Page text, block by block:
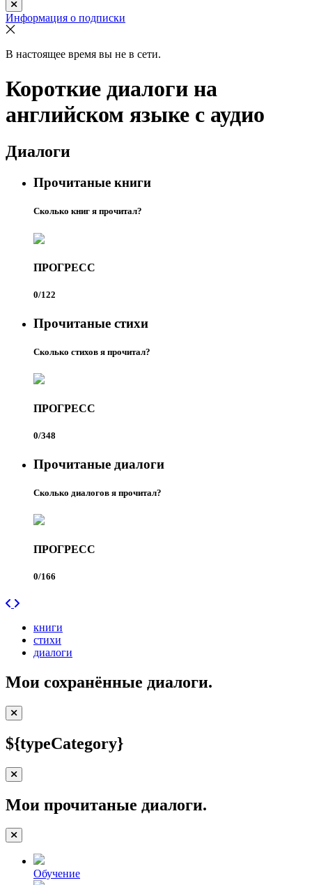
Информация о подписки
В настоящее время вы не в сети.
Короткие диалоги на
английском языке с аудио
Диалоги
Прочитаные книги
Сколько книг я прочитал?
ПРОГРЕСС
0/122
Прочитаные стихи
Сколько стихов я прочитал?
ПРОГРЕСС
0/348
Прочитаные диалоги
Сколько диалогов я прочитал?
ПРОГРЕСС
0/166
книги
стихи
диалоги
Мои сохранённые диалоги.
${typeCategory}
Мои прочитаные диалоги.
Обучение